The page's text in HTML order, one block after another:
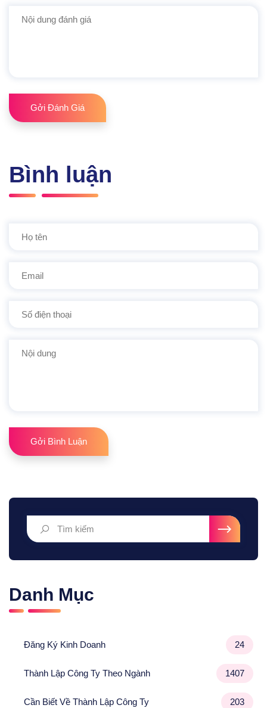
Danh Mục
Đăng Ký Kinh Doanh 24
Thành Lập Công Ty Theo Ngành 1407
Cần Biết Về Thành Lập Công Ty 203
Gởi Đánh Giá
Bình luận
Gởi Bình Luận